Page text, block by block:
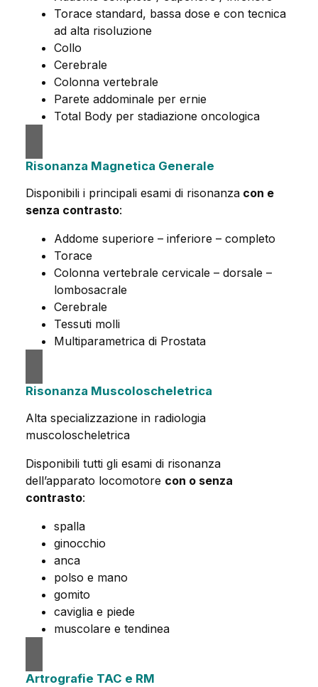
Torace standard, bassa dose e con tecnica
ad alta risoluzione
Collo
Cerebrale
Colonna vertebrale
Parete addominale per ernie
Total Body per stadiazione oncologica
Risonanza Magnetica Generale
Disponibili i principali esami di risonanzacon e
senza contrasto:
Addome superiore – inferiore – completo
Torace
Colonna vertebrale cervicale – dorsale –
lombosacrale
Cerebrale
Tessuti molli
Multiparametrica di Prostata
Risonanza Muscoloscheletrica
Alta specializzazione in radiologia
muscoloscheletrica
Disponibili tutti gli esami di risonanza
dell’apparato locomotore con o senza
contrasto:
spalla
ginocchio
anca
polso e mano
gomito
caviglia e piede
muscolare e tendinea
Artrografie TAC e RM